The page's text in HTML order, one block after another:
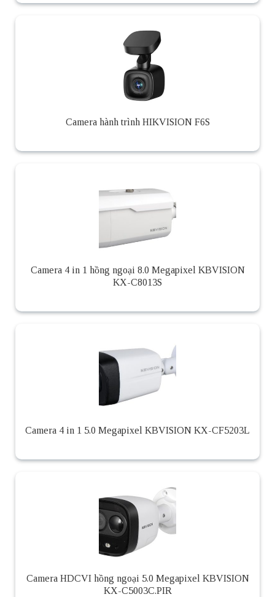
Camera hành trình HIKVISION F6S
Camera 4 in 1 hồng ngoại 8.0 Megapixel KBVISION
KX-C8013S
Camera 4 in 1 5.0 Megapixel KBVISION KX-CF5203L
Camera HDCVI hồng ngoại 5.0 Megapixel KBVISION
KX-C5003C.PIR